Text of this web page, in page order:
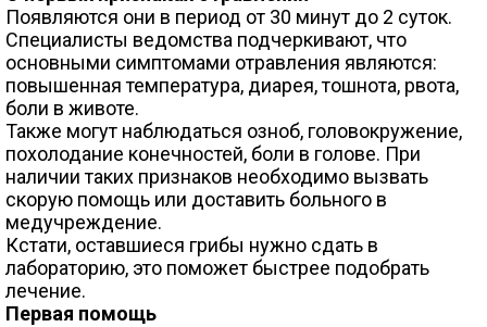
Появляются они в период от 30 минут до 2 суток.
Специалисты ведомства подчеркивают, что
основными симптомами отравления являются:
повышенная температура, диарея, тошнота, рвота,
боли в животе.
Также могут наблюдаться озноб, головокружение,
похолодание конечностей, боли в голове. При
наличии таких признаков необходимо вызвать
скорую помощь или доставить больного в
медучреждение.
Кстати, оставшиеся грибы нужно сдать в
лабораторию, это поможет быстрее подобрать
лечение.
Первая помощь